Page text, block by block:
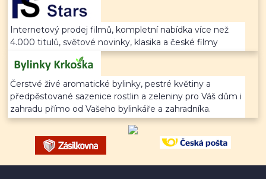
Internetový prodej filmů, kompletní nabídka více než
4.000 titulů, světové novinky, klasika a české filmy
Čerstvé živé aromatické bylinky, pestré květiny a
předpěstované sazenice rostlin a zeleniny pro Váš dům i
zahradu přímo od Vašeho bylinkáře a zahradníka.